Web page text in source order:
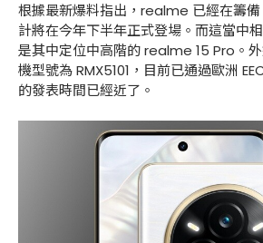
根據最新爆料指出，realme 已經在籌
計將在今年下半年正式登場。而這當中
是其中定位中高階的 realme 15 Pro。
機型號為 RMX5101，目前已通過歐洲
的發表時間已經近了。